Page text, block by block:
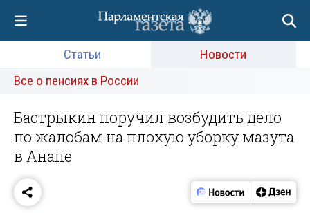
Статьи
Новости
Все о пенсиях в России
Бастрыкин поручил возбудить дело
по жалобам на плохую уборку мазута
в Анапе